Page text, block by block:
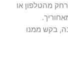
מהטלפון או
בקש ממנו